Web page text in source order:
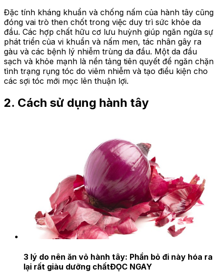
Đặc tính kháng khuẩn và chống nấm của hành tây cũng
đóng vai trò then chốt trong việc duy trì sức khỏe da
đầu. Các hợp chất hữu cơ lưu huỳnh giúp ngăn ngừa sự
phát triển của vi khuẩn và nấm men, tác nhân gây ra
gàu và các bệnh lý nhiễm trùng da đầu. Một da đầu
sạch và khỏe mạnh là nền tảng tiên quyết để ngăn chặn
tình trạng rụng tóc do viêm nhiễm và tạo điều kiện cho
các sợi tóc mới mọc lên thuận lợi.
2. Cách sử dụng hành tây
3 lý do nên ăn vỏ hành tây: Phần bỏ đi này hóa ra
lại rất giàu dưỡng chấtĐỌC NGAY